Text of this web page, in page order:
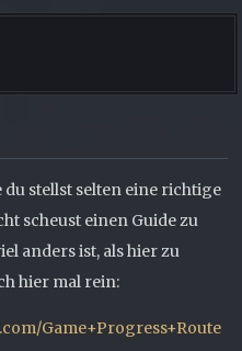
du stellst selten eine richtige
scheust einen Guide zu
anders ist, als hier zu
hier mal rein:
Game+Progress+Route